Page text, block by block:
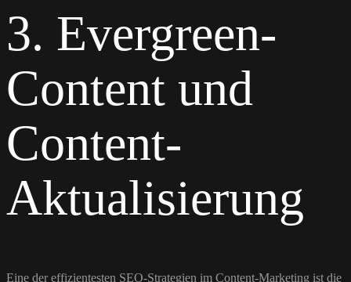
3. Evergreen-
Content und
Content-
Aktualisierung
Eine der effizientesten SEO-Strategien im Content-Marketing ist die